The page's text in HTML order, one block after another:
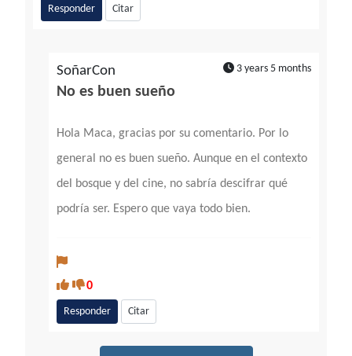
Responder Citar
SoñarCon 3 years 5 months
No es buen sueño
Hola Maca, gracias por su comentario. Por lo
general no es buen sueño. Aunque en el contexto
del bosque y del cine, no sabría descifrar qué
podría ser. Espero que vaya todo bien.
0
Responder Citar